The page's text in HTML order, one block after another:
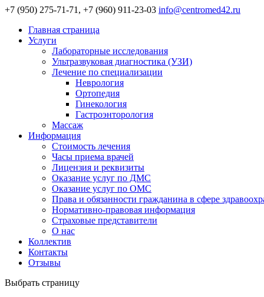
+7 (950) 275-71-71, +7 (960) 911-23-03 info@centromed42.ru
Главная страница
Услуги
Лабораторные исследования
Ультразвуковая диагностика (УЗИ)
Лечение по специализации
Неврология
Ортопедия
Гинекология
Гастроэнторология
Массаж
Информация
Стоимость лечения
Часы приема врачей
Лицензия и реквизиты
Оказание услуг по ДМС
Оказание услуг по ОМС
Права и обязанности гражданина в сфере
Нормативно-правовая информация
Страховые представители
О нас
Коллектив
Контакты
Отзывы
Выбрать страницу